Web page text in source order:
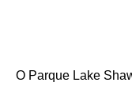
O Parque Lake